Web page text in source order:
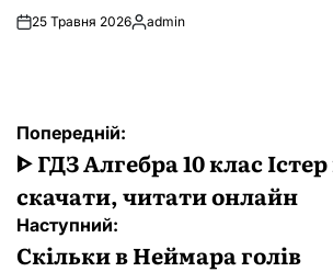
25 Травня 2026Опубліковано
admin
Навігація
записів
Попередній:
ᐈ ГДЗ Алгебра 10 клас Істер
скачати, читати онлайн
Наступний:
Скільки в Неймара голів